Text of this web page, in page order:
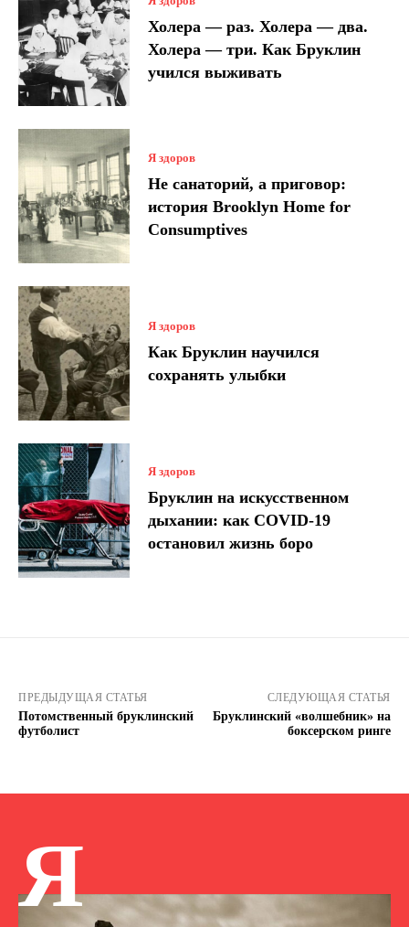
Холера — раз. Холера — два.
Холера — три. Как Бруклин
учился выживать
Я здоров
Не санаторий, а приговор:
история Brooklyn Home for
Consumptives
Я здоров
Как Бруклин научился
сохранять улыбки
Я здоров
Бруклин на искусственном
дыхании: как COVID-19
остановил жизнь боро
ПРЕДЫДУЩАЯ СТАТЬЯ
Потомственный бруклинский
футболист
СЛЕДУЮЩАЯ СТАТЬЯ
Бруклинский «волшебник» на
боксерском ринге
Я